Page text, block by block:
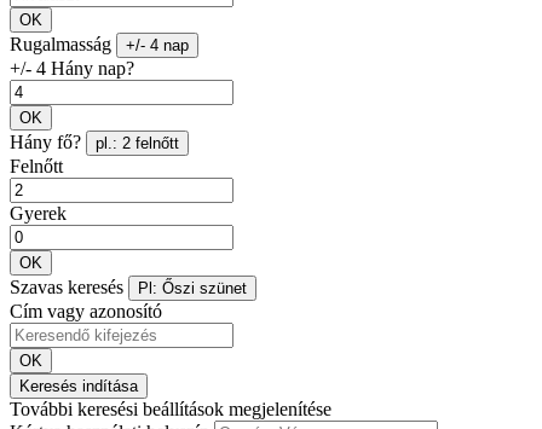
OK
Rugalmasság +/- 4 nap
+/- 4 Hány nap?
OK
Hány fő? pl.: 2 felnőtt
Felnőtt
Gyerek
OK
Szavas keresés Pl: Őszi szünet
Cím vagy azonosító
OK
Keresés indítása
További keresési beállítások megjelenítése